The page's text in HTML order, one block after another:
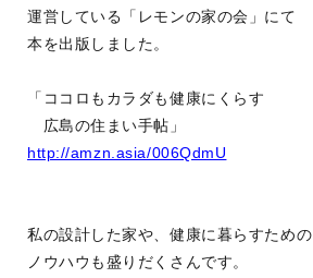
運営している「レモンの家の会」にて
本を出版しました。
「ココロもカラダも健康にくらす
広島の住まい手帖」
http://amzn.asia/006QdmU
私の設計した家や、健康に暮らすための
ノウハウも盛りだくさんです。